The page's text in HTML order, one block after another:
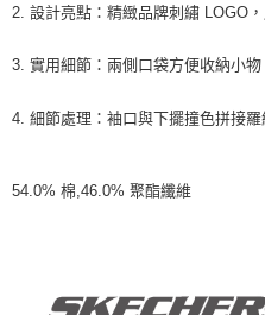
2. 設計亮點：精緻品牌刺繡 LOGO
3. 實用細節：兩側口袋方便收納小物
4. 細節處理：袖口與下擺撞色拼接
54.0% 棉,46.0% 聚酯纖維